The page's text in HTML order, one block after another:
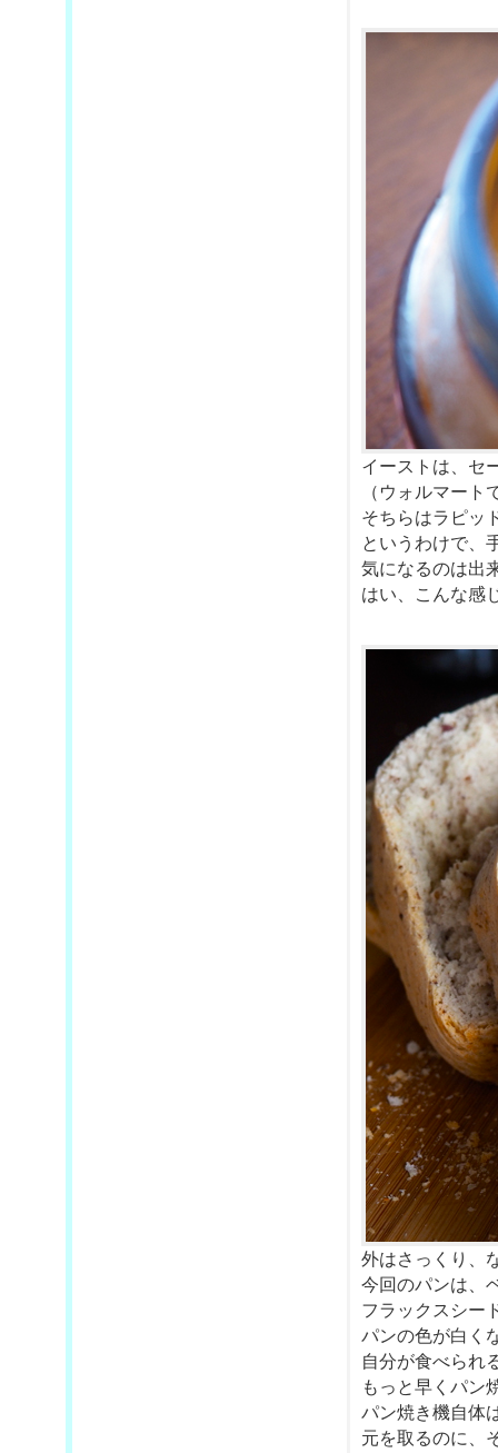
イーストは、セ
（ウォルマー
そちらはラピッ
というわけで、
気になるのは出
はい、こんな感
外はさっくり、
今回のパンは、
フラックスシー
パンの色が白く
自分が食べられ
もっと早くパン
パン焼き機自体
元を取るのに、